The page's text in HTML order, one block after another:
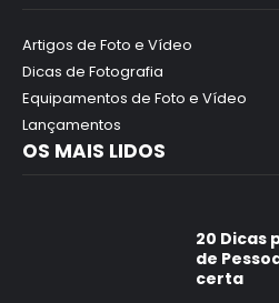
Artigos de Foto e Vídeo
Dicas de Fotografia
Equipamentos de Foto e Vídeo
Lançamentos
OS MAIS LIDOS
20 Dicas
de
certa